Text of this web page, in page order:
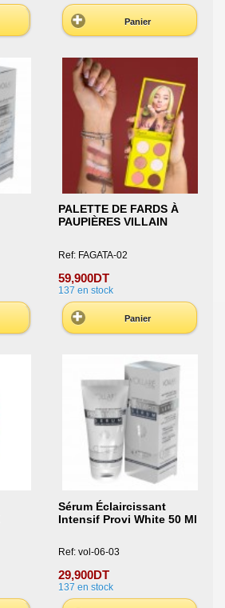
Panier
PALETTE DE FARDS À
PAUPIÈRES VILLAIN
Ref: FAGATA-02
59,900DT
137 en stock
Panier
Sérum Éclaircissant
Intensif Provi White 50 Ml
Ref: vol-06-03
29,900DT
137 en stock